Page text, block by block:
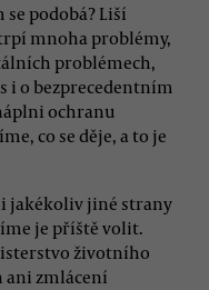
se podobá? Liší
mnoha problémy,
problémech,
i o bezprecedentním
ochranu
co se děje, a to je
jakékoliv jiné strany
je příště volit.
životního
ani zmlácení